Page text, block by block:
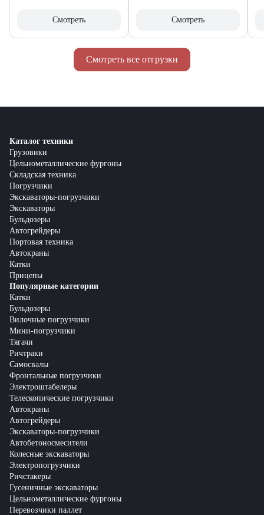
Смотреть все отгрузки
Смотреть Смотреть
Каталог техники
Грузовики
Цельнометаллические фургоны
Складская техника
Погрузчики
Экскаваторы-погрузчики
Экскаваторы
Бульдозеры
Автогрейдеры
Портовая техника
Автокраны
Катки
Прицепы
Популярные категории
Катки
Бульдозеры
Вилочные погрузчики
Мини-погрузчики
Тягачи
Ричтраки
Самосвалы
Фронтальные погрузчики
Электроштабелеры
Телескопические погрузчики
Автокраны
Автогрейдеры
Экскаваторы-погрузчики
Автобетоносмесители
Колесные экскаваторы
Электропогрузчики
Ричстакеры
Гусеничные экскаваторы
Цельнометаллические фургоны
Перевозчики паллет